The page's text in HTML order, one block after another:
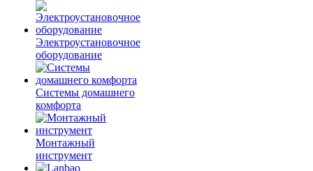
Электроустановочное
оборудование
Системы домашнего
комфорта
Монтажный
инструмент